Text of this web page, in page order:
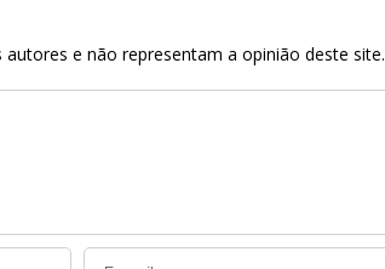
e não representam a opinião deste site.